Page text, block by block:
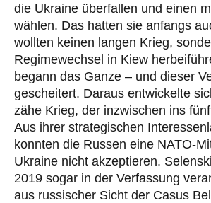
die Ukraine überfallen und einen
wählen. Das hatten sie anfangs
wollten keinen langen Krieg,
Regimewechsel in Kiew
begann das Ganze – und dieser
gescheitert. Daraus entwickelte
zähe Krieg, der inzwischen ins
Aus ihrer strategischen
konnten die Russen eine NATO-
Ukraine nicht akzeptieren.
2019 sogar in der Verfassung
aus russischer Sicht der Casus